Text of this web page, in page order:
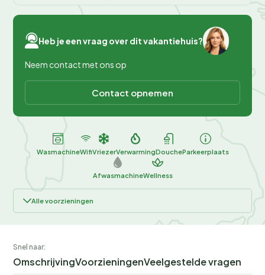
Heb je een vraag over dit vakantiehuis?
Neem contact met ons op
Contact opnemen
WasmachineWifiVriezerVerwarmingDoucheParkeerplaats
AfwasmachineWellness
Alle voorzieningen
Snel naar:
OmschrijvingVoorzieningenVeelgestelde vragen